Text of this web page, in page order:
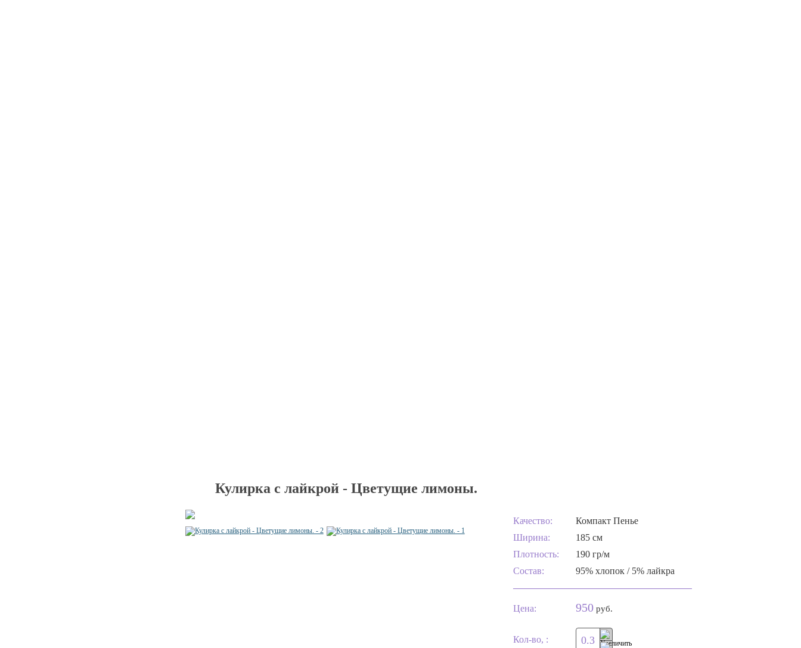
Кулирка с лайкрой - Цветущие лимоны.
Качество:
Компакт Пенье
Ширина:
185 см
Плотность:
190 гр/м
Состав:
95% хлопок / 5% лайкра
Цена: 950руб.
Кол-во, :